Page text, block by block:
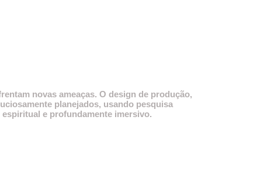
novas ameaças. O design de produção,
planejados, usando pesquisa
e profundamente imersivo.